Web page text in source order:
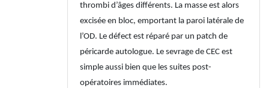
thrombi d’âges différents. La masse est alors
excisée en bloc, emportant la paroi latérale de
l’OD. Le défect est réparé par un patch de
péricarde autologue. Le sevrage de CEC est
simple aussi bien que les suites post-
opératoires immédiates.